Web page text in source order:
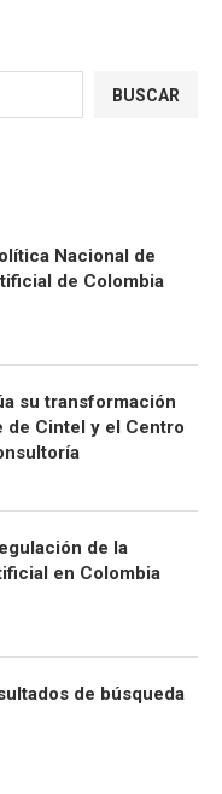
BUSCAR
Nacional de
de Colombia
su transformación
de Cintel y el Centro
de la
en Colombia
de búsqueda